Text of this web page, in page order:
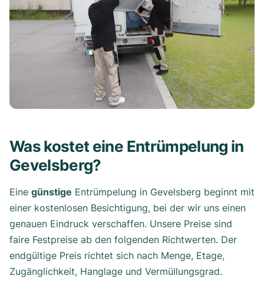
Was kostet eine Entrümpelung in
Gevelsberg?
Eine günstige Entrümpelung in Gevelsberg beginnt mit
einer kostenlosen Besichtigung, bei der wir uns einen
genauen Eindruck verschaffen. Unsere Preise sind
faire Festpreise ab den folgenden Richtwerten. Der
endgültige Preis richtet sich nach Menge, Etage,
Zugänglichkeit, Hanglage und Vermüllungsgrad.